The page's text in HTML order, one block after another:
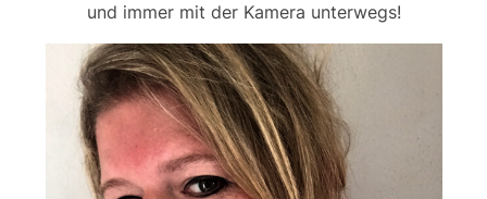
und immer mit der Kamera unterwegs!